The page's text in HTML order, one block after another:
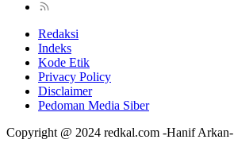
Redaksi
Indeks
Kode Etik
Privacy Policy
Disclaimer
Pedoman Media Siber
Copyright @ 2024 redkal.com -Hanif Arkan-